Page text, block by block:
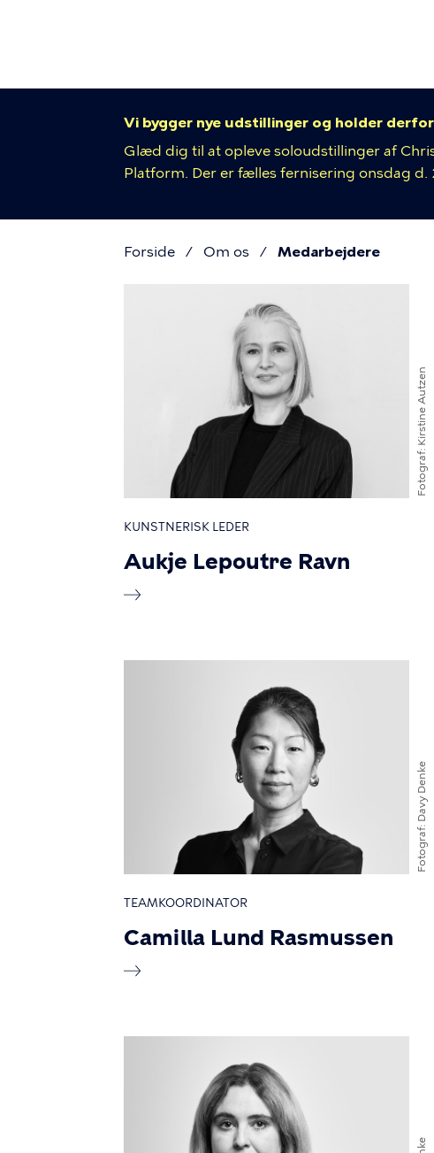
Vi bygger nye udstillinger og holder
Glæd dig til at opleve soloudstillinger af
Platform. Der er fælles fernisering onsdag d.
Forside Om os Medarbejdere
Fotograf
Kirstine Autzen
KUNSTNERISK LEDER
Aukje Lepoutre Ravn
Fotograf
Davy Denke
TEAMKOORDINATOR
Camilla Lund Rasmussen